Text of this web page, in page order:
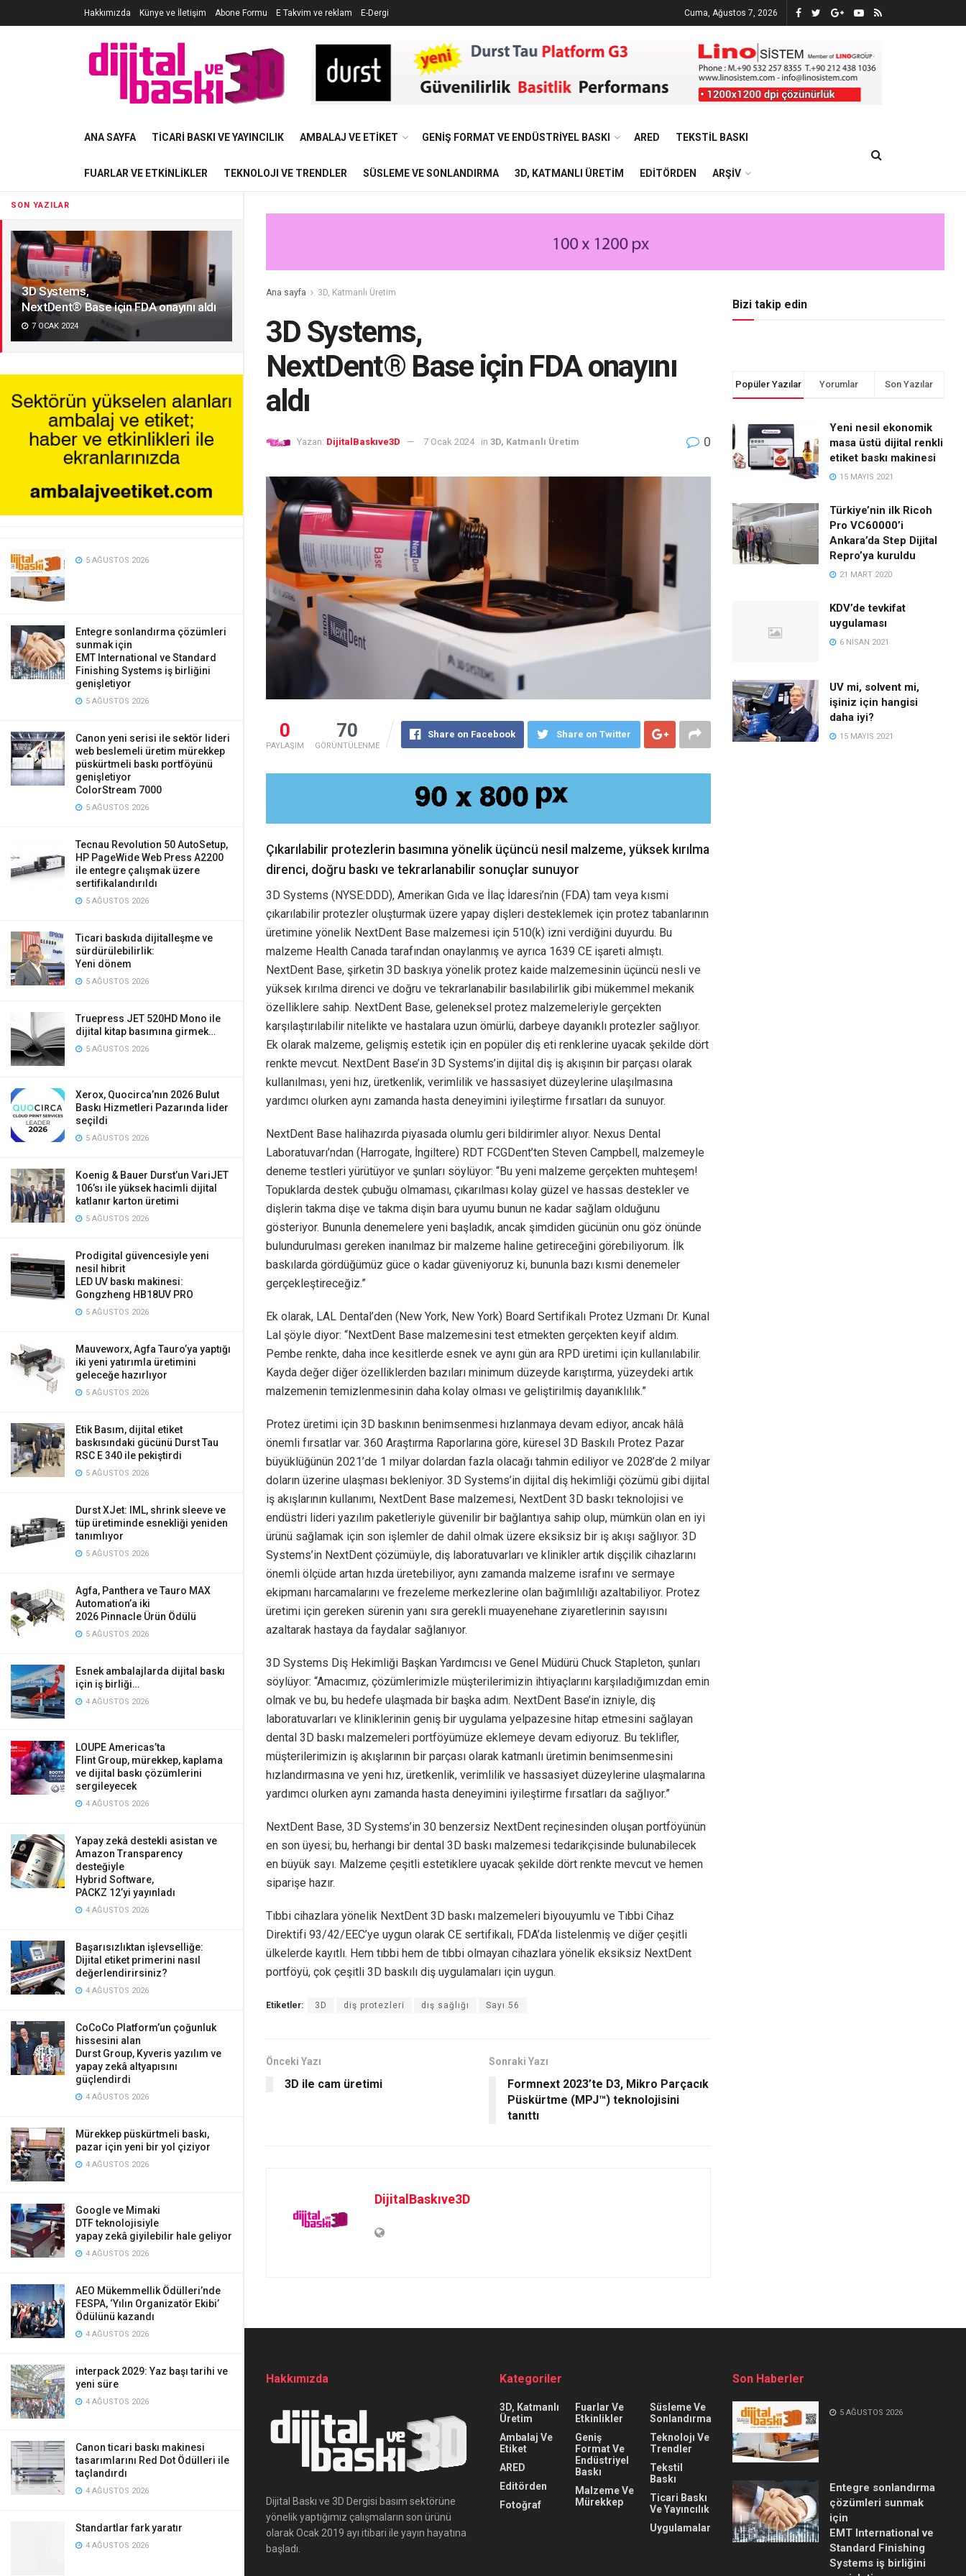
SON YAZILAR
3D Systems,
NextDent® Base için FDA onayını aldı
7 OCAK 2024
5 AĞUSTOS 2026
Entegre sonlandırma çözümleri
sunmak için
EMT International ve Standard
Finishing Systems iş birliğini
genişletiyor
5 AĞUSTOS 2026
Canon yeni serisi ile sektör lideri
web beslemeli üretim mürekkep
püskürtmeli baskı portföyünü
genişletiyor
ColorStream 7000
5 AĞUSTOS 2026
Tecnau Revolution 50 AutoSetup,
HP PageWide Web Press A2200
ile entegre çalışmak üzere
sertifikalandırıldı
5 AĞUSTOS 2026
Ticari baskıda dijitalleşme ve
sürdürülebilirlik:
Yeni dönem
5 AĞUSTOS 2026
Truepress JET 520HD Mono ile
dijital kitap basımına girmek…
5 AĞUSTOS 2026
Xerox, Quocirca’nın 2026 Bulut
Baskı Hizmetleri Pazarında lider
seçildi
5 AĞUSTOS 2026
Koenig & Bauer Durst’un VariJET
106’sı ile yüksek hacimli dijital
katlanır karton üretimi
5 AĞUSTOS 2026
Prodigital güvencesiyle yeni
nesil hibrit
LED UV baskı makinesi:
Gongzheng HB18UV PRO
5 AĞUSTOS 2026
Mauveworx, Agfa Tauro’ya yaptığı
iki yeni yatırımla üretimini
geleceğe hazırlıyor
5 AĞUSTOS 2026
Etik Basım, dijital etiket
baskısındaki gücünü Durst Tau
RSC E 340 ile pekiştirdi
5 AĞUSTOS 2026
Durst XJet: IML, shrink sleeve ve
tüp üretiminde esnekliği yeniden
tanımlıyor
5 AĞUSTOS 2026
Agfa, Panthera ve Tauro MAX
Automation’a iki
2026 Pinnacle Ürün Ödülü
5 AĞUSTOS 2026
Esnek ambalajlarda dijital baskı
için iş birliği…
4 AĞUSTOS 2026
LOUPE Americas’ta
Flint Group, mürekkep, kaplama
ve dijital baskı çözümlerini
sergileyecek
4 AĞUSTOS 2026
Yapay zekâ destekli asistan ve
Amazon Transparency
desteğiyle
Hybrid Software,
PACKZ 12’yi yayınladı
4 AĞUSTOS 2026
Başarısızlıktan işlevselliğe:
Dijital etiket primerini nasıl
değerlendirirsiniz?
4 AĞUSTOS 2026
CoCoCo Platform’un çoğunluk
hissesini alan
Durst Group, Kyveris yazılım ve
yapay zekâ altyapısını
güçlendirdi
4 AĞUSTOS 2026
Mürekkep püskürtmeli baskı,
pazar için yeni bir yol çiziyor
4 AĞUSTOS 2026
Google ve Mimaki
DTF teknolojisiyle
yapay zekâ giyilebilir hale geliyor
4 AĞUSTOS 2026
AEO Mükemmellik Ödülleri’nde
FESPA, ‘Yılın Organizatör Ekibi’
Ödülünü kazandı
4 AĞUSTOS 2026
interpack 2029: Yaz başı tarihi ve
yeni süre
4 AĞUSTOS 2026
Canon ticari baskı makinesi
tasarımlarını Red Dot Ödülleri ile
taçlandırdı
4 AĞUSTOS 2026
Standartlar fark yaratır
4 AĞUSTOS 2026
Hakkımızda Künye ve İletişim Abone Formu E Takvim ve reklam E-Dergi Cuma, Ağustos 7, 2026
ANA SAYFA TICARI BASKI VE YAYINCILIK AMBALAJ VE ETIKET GENIŞ FORMAT VE ENDÜSTRIYEL BASKI ARED TEKSTIL BASKI
FUARLAR VE ETKINLIKLER TEKNOLOJI VE TRENDLER SÜSLEME VE SONLANDIRMA 3D, KATMANLI ÜRETIM EDITÖRDEN ARŞIV
Ana sayfa 3D, Katmanlı Üretim
3D Systems,
NextDent® Base için FDA onayını
aldı
Yazan: DijitalBaskıve3D 7 Ocak 2024 in 3D, Katmanlı Üretim 0
0
PAYLAŞIM
70
GÖRÜNTÜLENME
Share on Facebook Share on Twitter
Çıkarılabilir protezlerin basımına yönelik üçüncü nesil malzeme, yüksek kırılma
direnci, doğru baskı ve tekrarlanabilir sonuçlar sunuyor
3D Systems (NYSE:DDD), Amerikan Gıda ve İlaç İdaresi’nin (FDA) tam veya kısmi
çıkarılabilir protezler oluşturmak üzere yapay dişleri desteklemek için protez tabanlarının
üretimine yönelik NextDent Base malzemesi için 510(k) izni verdiğini duyurdu. Bu
malzeme Health Canada tarafından onaylanmış ve ayrıca 1639 CE işareti almıştı.
NextDent Base, şirketin 3D baskıya yönelik protez kaide malzemesinin üçüncü nesli ve
yüksek kırılma direnci ve doğru ve tekrarlanabilir basılabilirlik gibi mükemmel mekanik
özelliklere sahip. NextDent Base, geleneksel protez malzemeleriyle gerçekten
karşılaştırılabilir nitelikte ve hastalara uzun ömürlü, darbeye dayanıklı protezler sağlıyor.
Ek olarak malzeme, gelişmiş estetik için en popüler diş eti renklerine uyacak şekilde dört
renkte mevcut. NextDent Base’in 3D Systems’in dijital diş iş akışının bir parçası olarak
kullanılması, yeni hız, üretkenlik, verimlilik ve hassasiyet düzeylerine ulaşılmasına
yardımcı olurken aynı zamanda hasta deneyimini iyileştirme fırsatları da sunuyor.
NextDent Base halihazırda piyasada olumlu geri bildirimler alıyor. Nexus Dental
Laboratuvarı’ndan (Harrogate, İngiltere) RDT FCGDent’ten Steven Campbell, malzemeyle
deneme testleri yürütüyor ve şunları söylüyor: “Bu yeni malzeme gerçekten muhteşem!
Topuklarda destek çubuğu olmaması, çıkarılması kolay güzel ve hassas destekler ve
dişlerin takma dişe ve takma dişin bara uyumu bunun ne kadar sağlam olduğunu
gösteriyor. Bununla denemelere yeni başladık, ancak şimdiden gücünün onu göz önünde
bulundurulması gereken inanılmaz bir malzeme haline getireceğini görebiliyorum. İlk
baskılarda gördüğümüz güce o kadar güveniyoruz ki, bununla bazı kısmi denemeler
gerçekleştireceğiz.”
Ek olarak, LAL Dental’den (New York, New York) Board Sertifikalı Protez Uzmanı Dr. Kunal
Lal şöyle diyor: “NextDent Base malzemesini test etmekten gerçekten keyif aldım.
Pembe renkte, daha ince kesitlerde esnek ve aynı gün ara RPD üretimi için kullanılabilir.
Kayda değer diğer özelliklerden bazıları minimum düzeyde karıştırma, yüzeydeki artık
malzemenin temizlenmesinin daha kolay olması ve geliştirilmiş dayanıklılık.”
Protez üretimi için 3D baskının benimsenmesi hızlanmaya devam ediyor, ancak hâlâ
önemli fırsatlar var. 360 Araştırma Raporlarına göre, küresel 3D Baskılı Protez Pazar
büyüklüğünün 2021’de 1 milyar dolardan fazla olacağı tahmin ediliyor ve 2028’de 2 milyar
doların üzerine ulaşması bekleniyor. 3D Systems’in dijital diş hekimliği çözümü gibi dijital
iş akışlarının kullanımı, NextDent Base malzemesi, NextDent 3D baskı teknolojisi ve
endüstri lideri yazılım paketleriyle güvenilir bir bağlantıya sahip olup, mümkün olan en iyi
ürünü sağlamak için son işlemler de dahil olmak üzere eksiksiz bir iş akışı sağlıyor. 3D
Systems’in NextDent çözümüyle, diş laboratuvarları ve klinikler artık dişçilik cihazlarını
önemli ölçüde artan hızda üretebiliyor, aynı zamanda malzeme israfını ve sermaye
ekipmanı harcamalarını ve frezeleme merkezlerine olan bağımlılığı azaltabiliyor. Protez
üretimi için gereken sürenin yanı sıra gerekli muayenehane ziyaretlerinin sayısını
azaltarak hastaya da faydalar sağlanıyor.
3D Systems Diş Hekimliği Başkan Yardımcısı ve Genel Müdürü Chuck Stapleton, şunları
söylüyor: “Amacımız, çözümlerimizle müşterilerimizin ihtiyaçlarını karşıladığımızdan emin
olmak ve bu, bu hedefe ulaşmada bir başka adım. NextDent Base’in izniyle, diş
laboratuvarları ve kliniklerinin geniş bir uygulama yelpazesine hitap etmesini sağlayan
dental 3D baskı malzemeleri portföyümüze eklemeye devam ediyoruz. Bu teklifler,
müşterilerimizin iş akışlarının bir parçası olarak katmanlı üretimin benimsenmesini
hızlandırmasına ve yeni hız, üretkenlik, verimlilik ve hassasiyet düzeylerine ulaşmalarına
yardımcı olurken aynı zamanda hasta deneyimini iyileştirme fırsatları da sağlıyor.”
NextDent Base, 3D Systems’in 30 benzersiz NextDent reçinesinden oluşan portföyünün
en son üyesi; bu, herhangi bir dental 3D baskı malzemesi tedarikçisinde bulunabilecek
en büyük sayı. Malzeme çeşitli estetiklere uyacak şekilde dört renkte mevcut ve hemen
siparişe hazır.
Tıbbi cihazlara yönelik NextDent 3D baskı malzemeleri biyouyumlu ve Tıbbi Cihaz
Direktifi 93/42/EEC’ye uygun olarak CE sertifikalı, FDA’da listelenmiş ve diğer çeşitli
ülkelerde kayıtlı. Hem tıbbi hem de tıbbi olmayan cihazlara yönelik eksiksiz NextDent
portföyü, çok çeşitli 3D baskılı diş uygulamaları için uygun.
Etiketler: 3D diş protezleri dış sağlığı Sayı 56
Önceki Yazı
3D ile cam üretimi
Sonraki Yazı
Formnext 2023’te D3, Mikro Parçacık
Püskürtme (MPJ™) teknolojisini
tanıttı
DijitalBaskıve3D
Bizi takip edin
Popüler Yazılar Yorumlar Son Yazılar
Yeni nesil ekonomik
masa üstü dijital renkli
etiket baskı makinesi
15 MAYIS 2021
Türkiye’nin ilk Ricoh
Pro VC60000’i
Ankara’da Step Dijital
Repro’ya kuruldu
21 MART 2020
KDV’de tevkifat
uygulaması
6 NISAN 2021
UV mi, solvent mi,
işiniz için hangisi
daha iyi?
15 MAYIS 2021
Hakkımızda
Dijital Baskı ve 3D Dergisi basım sektörüne
yönelik yaptığımız çalışmaların son ürünü
olarak Ocak 2019 ayı itibari ile yayın hayatına
başladı.
Kategoriler
3D, Katmanlı
Üretim
Ambalaj Ve
Etiket
ARED
Editörden
Fotoğraf
Fuarlar Ve
Etkinlikler
Geniş
Format Ve
Endüstriyel
Baskı
Malzeme Ve
Mürekkep
Süsleme Ve
Sonlandırma
Teknolojı Ve
Trendler
Tekstil
Baskı
Ticari Baskı
Ve Yayıncılık
Uygulamalar
Son Haberler
5 AĞUSTOS 2026
Entegre sonlandırma
çözümleri sunmak
için
EMT International ve
Standard Finishing
Systems iş birliğini